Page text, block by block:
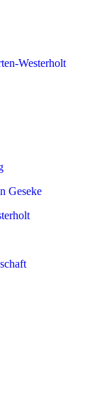
Westerholt
Geseke